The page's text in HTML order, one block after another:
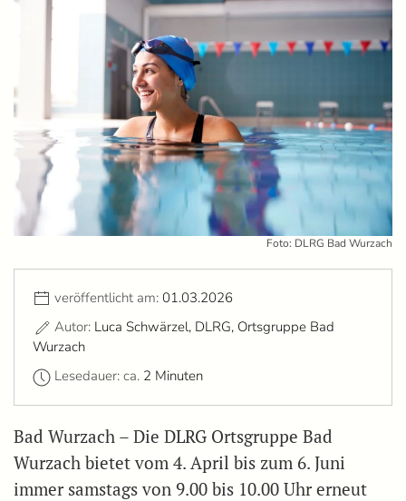
Foto: DLRG Bad Wurzach
veröffentlicht am: 01.03.2026
Autor: Luca Schwärzel, DLRG, Ortsgruppe Bad
Wurzach
Lesedauer: ca. 2 Minuten
Bad Wurzach – Die DLRG Ortsgruppe Bad
Wurzach bietet vom 4. April bis zum 6. Juni
immer samstags von 9.00 bis 10.00 Uhr erneut